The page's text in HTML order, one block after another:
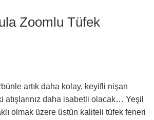
Zoomlu Tüfek
artık daha kolay, keyifli nişan
atışlarınız daha isabetli olacak… Yeşil
olmak üzere üstün kaliteli tüfek feneri